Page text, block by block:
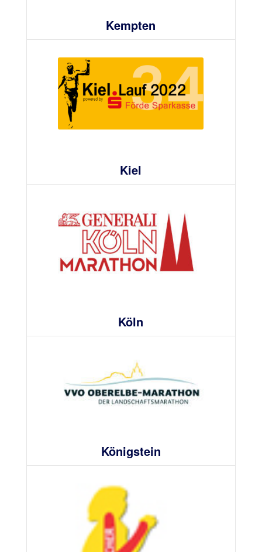
Kempten
Kiel
Köln
Königstein